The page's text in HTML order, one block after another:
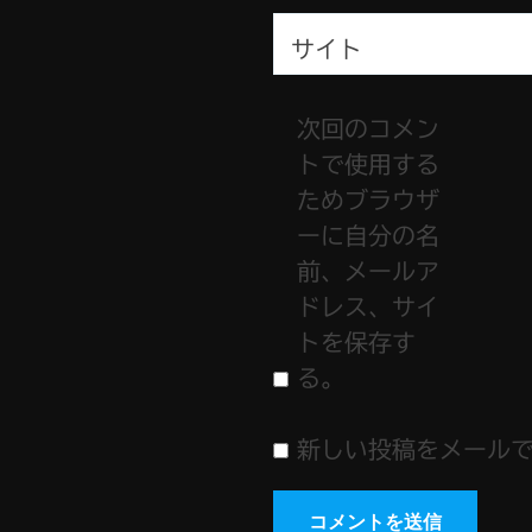
サイト
次回のコメン
トで使用する
ためブラウザ
ーに自分の名
前、メールア
ドレス、サイ
トを保存す
る。
新しい投稿をメール